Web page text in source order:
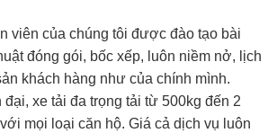
viên của chúng tôi được đào tạo bài
đóng gói, bốc xếp, luôn niềm nở, lịch
khách hàng như của chính mình.
đại, xe tải đa trọng tải từ 500kg đến 2
mọi loại căn hộ. Giá cả dịch vụ luôn